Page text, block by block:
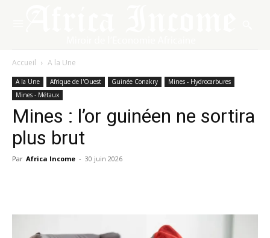
Accueil A la Une
A la Une Afrique de l'Ouest Guinée Conakry
Mines - Hydrocarbures
Mines - Métaux
Mines : l’or guinéen ne sortira
plus brut
Par Africa Income - 30 juin 2026